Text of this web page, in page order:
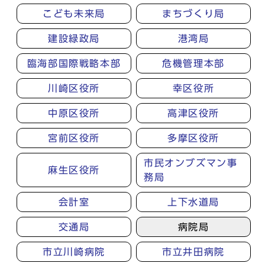
こども未来局 まちづくり局
建設緑政局 港湾局
臨海部国際戦略本部 危機管理本部
川崎区役所 幸区役所
中原区役所 高津区役所
宮前区役所 多摩区役所
麻生区役所
市民オンブズマン事
務局
会計室 上下水道局
交通局 病院局
市立川崎病院 市立井田病院